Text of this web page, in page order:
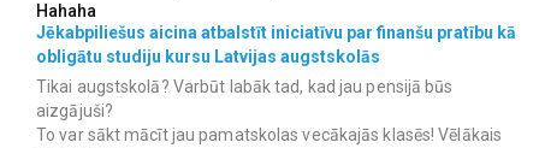
Hahaha
Jēkabpiliešus aicina atbalstīt iniciatīvu par finanšu pratību kā
obligātu studiju kursu Latvijas augstskolās
Tikai augstskolā? Varbūt labāk tad, kad jau pensijā būs
aizgājuši?
To var sākt mācīt jau pamatskolas vecākajās klasēs! Vēlākais